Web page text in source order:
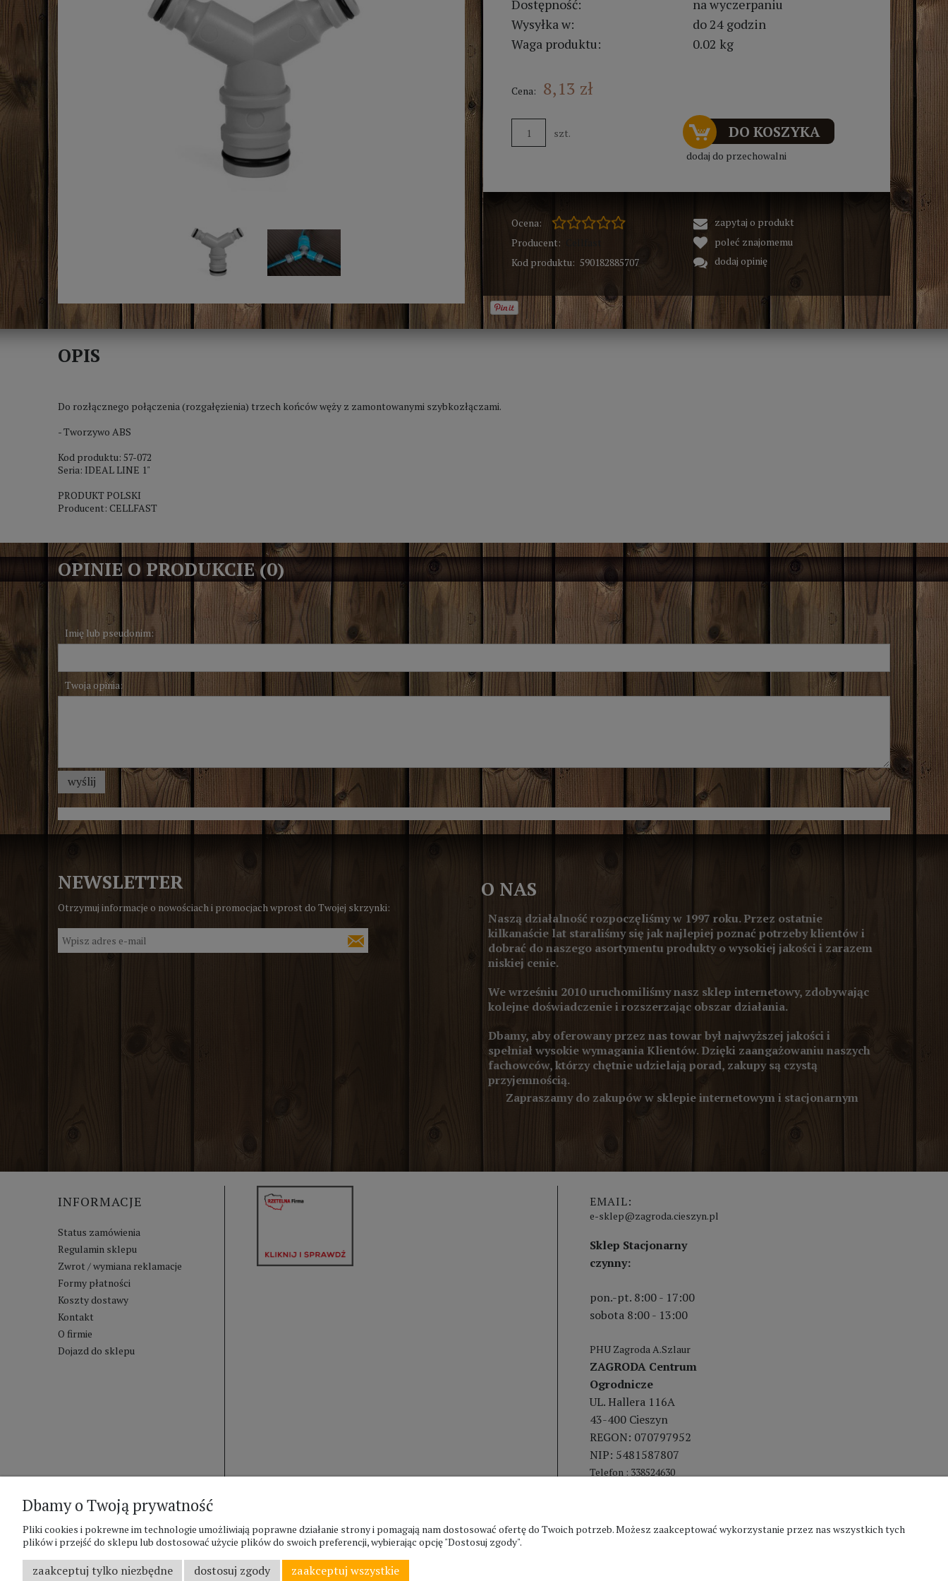
Dostępność:
na wyczerpaniu
Wysyłka w:
do 24 godzin
Waga produktu:
0.02 kg
Cena: 8,13 zł
szt. DO KOSZYKA
dodaj do przechowalni
Ocena:
Producent:
Kod produktu: 590182885707
zapytaj o produkt
poleć znajomemu
dodaj opinię
OPIS
Do rozłącznego połączenia (rozgałęzienia) trzech końców węży z zamontowanymi szybkozłączami.
- Tworzywo ABS
Kod produktu: 57-072
Seria: IDEAL LINE 1"
PRODUKT POLSKI
Producent: CELLFAST
OPINIE O PRODUKCIE (0)
Imię lub pseudonim:
Twoja opinia:
wyślij
NEWSLETTER
Otrzymuj informacje o nowościach i promocjach wprost do Twojej skrzynki:
O NAS
Naszą działalność rozpoczęliśmy w 1997 roku. Przez ostatnie
kilkanaście lat staraliśmy się jak najlepiej poznać potrzeby klientów i
dobrać do naszego asortymentu produkty o wysokiej jakości i zarazem
niskiej cenie.
We wrześniu 2010 uruchomiliśmy nasz sklep internetowy, zdobywając
kolejne doświadczenie i rozszerzając obszar działania.
Dbamy, aby oferowany przez nas towar był najwyższej jakości i
spełniał wysokie wymagania Klientów. Dzięki zaangażowaniu naszych
fachowców, którzy chętnie udzielają porad, zakupy są czystą
przyjemnością.
Zapraszamy do zakupów w sklepie internetowym i stacjonarnym
INFORMACJE
Status zamówienia
Regulamin sklepu
Zwrot / wymiana reklamacje
Formy płatności
Koszty dostawy
Kontakt
O firmie
Dojazd do sklepu
EMAIL:
e-sklep@zagroda.cieszyn.pl
Sklep Stacjonarny
czynny:
pon.-pt. 8:00 - 17:00
sobota 8:00 - 13:00
PHU Zagroda A.Szlaur
ZAGRODA Centrum
Ogrodnicze
UL. Hallera 116A
43-400 Cieszyn
REGON: 070797952
NIP: 5481587807
Telefon : 338524630
Dbamy o Twoją prywatność
Pliki cookies i pokrewne im technologie umożliwiają poprawne działanie strony i pomagają nam dostosować ofertę do Twoich potrzeb. Możesz zaakceptować wykorzystanie przez nas wszystkich tych
plików i przejść do sklepu lub dostosować użycie plików do swoich preferencji, wybierając opcję "Dostosuj zgody".
zaakceptuj tylko niezbędne dostosuj zgody zaakceptuj wszystkie